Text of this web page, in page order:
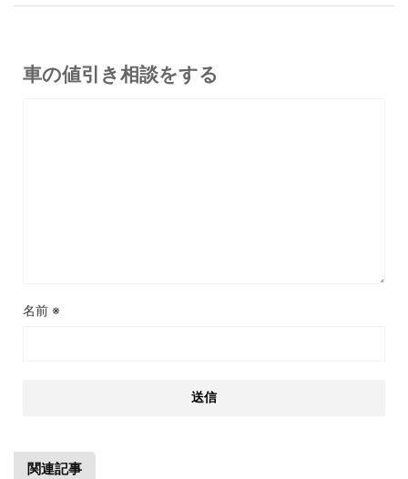
車の値引き相談をする
名前 ※
関連記事